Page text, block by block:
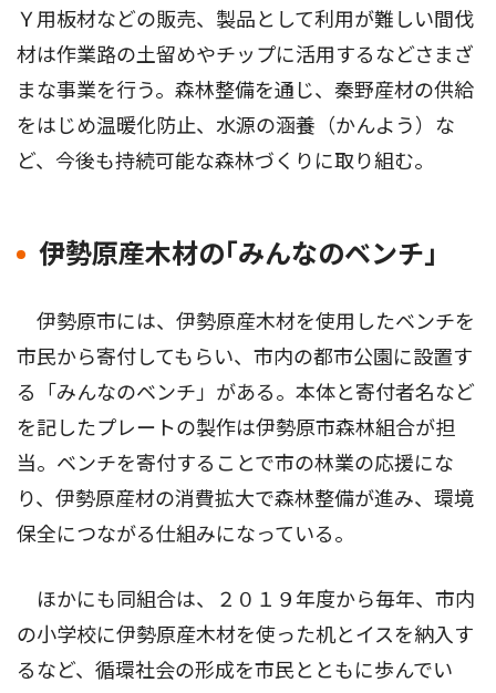
Ｙ用板材などの販売、製品として利用が難しい間伐
材は作業路の土留めやチップに活用するなどさまざ
まな事業を行う。森林整備を通じ、秦野産材の供給
をはじめ温暖化防止、水源の涵養（かんよう）な
ど、今後も持続可能な森林づくりに取り組む。
伊勢原産木材の｢みんなのベンチ｣
伊勢原市には、伊勢原産木材を使用したベンチを
市民から寄付してもらい、市内の都市公園に設置す
る「みんなのベンチ」がある。本体と寄付者名など
を記したプレートの製作は伊勢原市森林組合が担
当。ベンチを寄付することで市の林業の応援にな
り、伊勢原産材の消費拡大で森林整備が進み、環境
保全につながる仕組みになっている。
ほかにも同組合は、２０１９年度から毎年、市内
の小学校に伊勢原産木材を使った机とイスを納入す
るなど、循環社会の形成を市民とともに歩んでい